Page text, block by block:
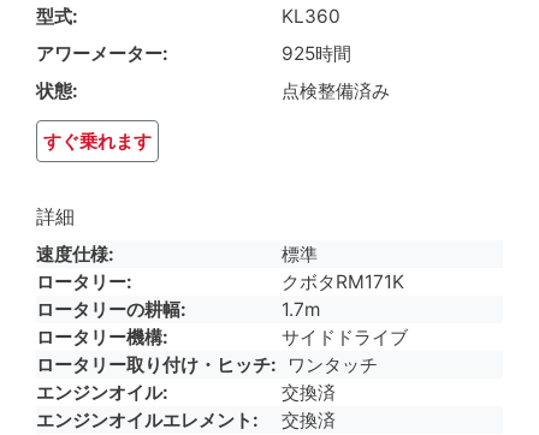
型式
KL360
アワーメーター
925時間
状態
点検整備済み
すぐ乗れます
詳細
速度仕様
標準
ロータリー
クボタRM171K
ロータリーの耕幅
1.7m
ロータリー機構
サイドドライブ
ロータリー取り付け・ヒッチ
ワンタッチ
エンジンオイル
交換済
エンジンオイルエレメント
交換済